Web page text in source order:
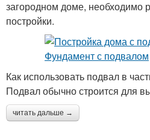
загородном доме, необходимо
постройки.
Как использовать подвал в
Подвал обычно строится для
читать дальше →